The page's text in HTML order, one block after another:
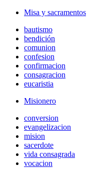
Misa y sacramentos
bautismo
bendición
comunion
confesion
confirmacion
consagracion
eucaristia
Misionero
conversion
evangelizacion
mision
sacerdote
vida consagrada
vocacion